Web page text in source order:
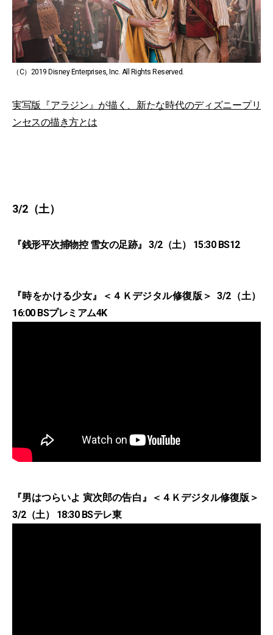
（C）2019 Disney Enterprises, Inc. All Rights Reserved.
実写版『アラジン』が描く、新たな時代のディズニープリ
ンセスの描き方とは
3/2（土）
『銭形平次捕物控 雪女の足跡』 3/2（土） 15:30 BS12
『時をかける少女』＜４Ｋデジタル修復版＞ 3/2（土）
16:00 BSプレミアム4K
『男はつらいよ 寅次郎の告白』＜４Ｋデジタル修復版＞
3/2（土） 18:30 BSテレ東